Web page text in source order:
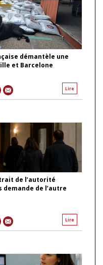
démantèle une
et Barcelone
Lire
de l’autorité
de l’autre
Lire